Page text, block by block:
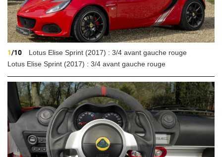
1/10
Lotus Elise Sprint (2017) : 3/4 avant gauche rouge
Lotus Elise Sprint (2017) : 3/4 avant gauche rouge